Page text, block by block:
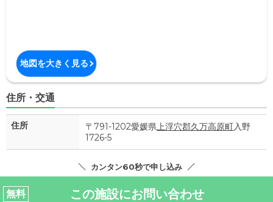
地図を大きく見る
住所・交通
住所 〒791-1202愛媛県上浮穴郡久万高原町入野
1726-5
カンタン60秒で申し込み
無料 この施設にお問い合わせ